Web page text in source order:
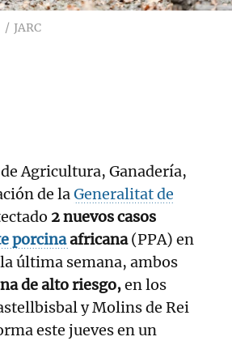
JARC
Agricultura, Ganadería,
de laGeneralitat de
2 nuevos casos
porcinaafricana(PPA) en
última semana, ambos
de alto riesgo,en los
y Molins de Rei
este jueves en un